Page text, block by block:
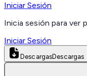
Iniciar Sesión
Inicia sesión para ver
Iniciar Sesión
DescargasDescargas